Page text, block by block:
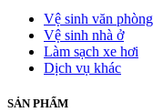
Vệ sinh văn phòng
Vệ sinh nhà ở
Làm sạch xe hơi
Dịch vụ khác
SẢN PHẨM